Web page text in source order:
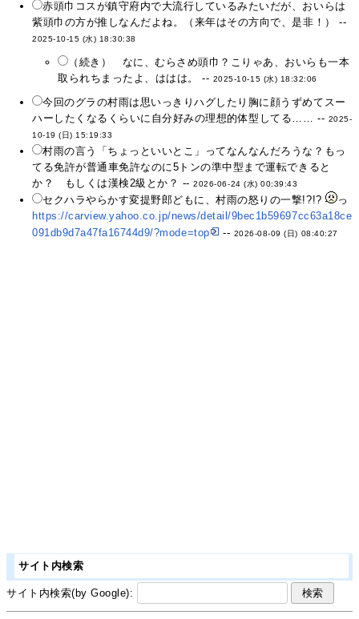
赤頭巾コスが鎮守府内で大流行しているみたいだが、おいらは
紫頭巾の方が推しなんだよね。（来年はその方向で、是非！） --
2025-10-15 (水) 18:30:38
（続き） なに、むらさめ頭巾？こりゃあ、おいらも一本
取られちまったよ、ははは。 -- 2025-10-15 (水) 18:32:06
今回のグラの村雨は思いっきりハグしたり胸に顔うずめてスー
ハーしたくなるくらいに自分好みの理想的体型してる…… -- 2025-
10-19 (日) 15:19:33
村雨の言う「ちょっといいとこ」ってなんなんだろうな？もっ
てる免許が普通車免許なのに5トンの準中型まで運転できると
か？ もしくは漢検2級とか？ --2026-06-24 (水) 00:39:43
セクハラやらかす変提野郎どもに、村雨の怒りの一撃!?!?
っ
https://carview.yahoo.co.jp/news/detail/9bec1b59697cc63a18ce
091db9d7a47fa16744d9/?mode=top
-- 2026-08-09 (日) 08:40:27
サイト内検索
サイト内検索(by Google):